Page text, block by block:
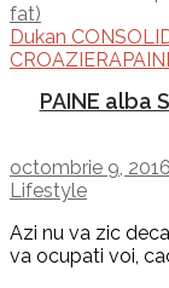
Dukan
CROAZIERA
PAINE alba
octombrie 9, 2016
Lifestyle
Azi nu va zic
va ocupati voi,